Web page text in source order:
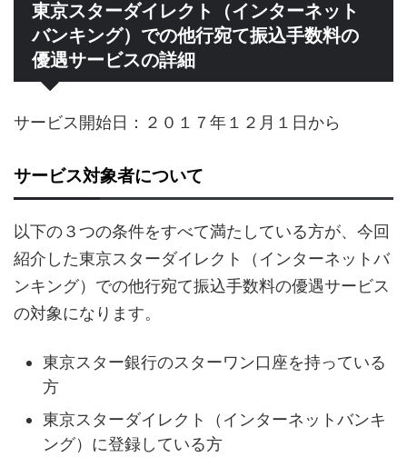
東京スターダイレクト（インターネット
バンキング）での他行宛て振込手数料の
優遇サービスの詳細
サービス開始日：２０１７年１２月１日から
サービス対象者について
以下の３つの条件をすべて満たしている方が、今回
紹介した東京スターダイレクト（インターネットバ
ンキング）での他行宛て振込手数料の優遇サービス
の対象になります。
東京スター銀行のスターワン口座を持っている
方
東京スターダイレクト（インターネットバンキ
ング）に登録している方